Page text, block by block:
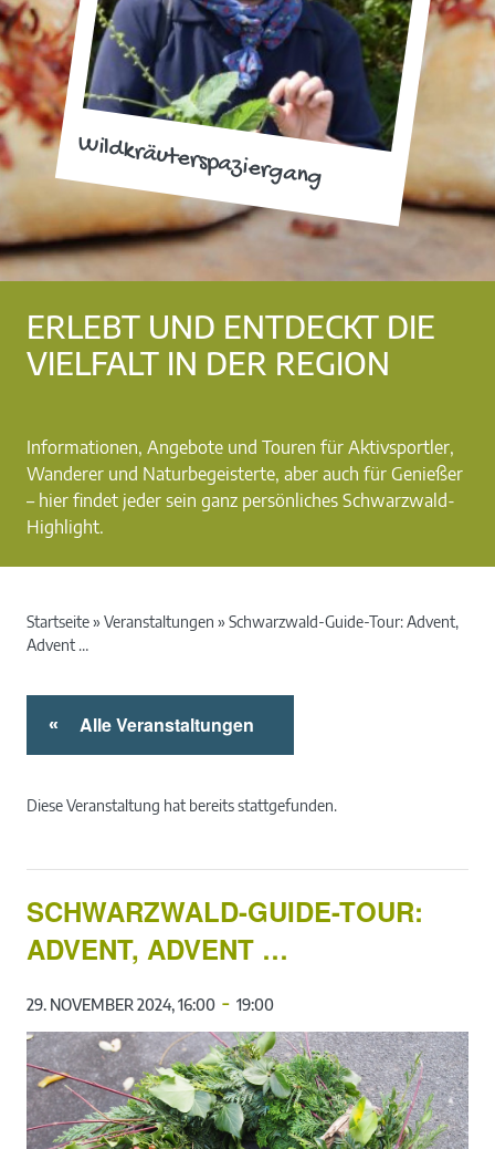
Wildkräuterspaziergang
ERLEBT UND ENTDECKT DIE
VIELFALT IN DER REGION
Informationen, Angebote und Touren für Aktivsportler,
Wanderer und Naturbegeisterte, aber auch für Genießer
– hier findet jeder sein ganz persönliches Schwarzwald-
Highlight.
Startseite» Veranstaltungen » Schwarzwald-Guide-Tour: Advent,
Advent …
« Alle Veranstaltungen
Diese Veranstaltung hat bereits stattgefunden.
SCHWARZWALD-GUIDE-TOUR:
ADVENT, ADVENT …
29. NOVEMBER 2024, 16:00 - 19:00